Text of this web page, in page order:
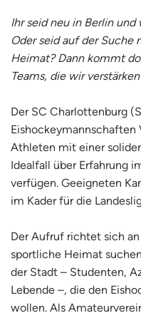
Ihr seid neu in Berlin
Oder seid auf der Suche
Heimat? Dann kommt
Teams, die wir
Der SC Charlottenburg
Eishockeymannschaften
Athleten mit einer
Idealfall über Erfahrung
verfügen. Geeigneten
im Kader für die
Der Aufruf richtet sich
sportliche Heimat
der Stadt – Studenten,
Lebende –, die den
wollen. Als